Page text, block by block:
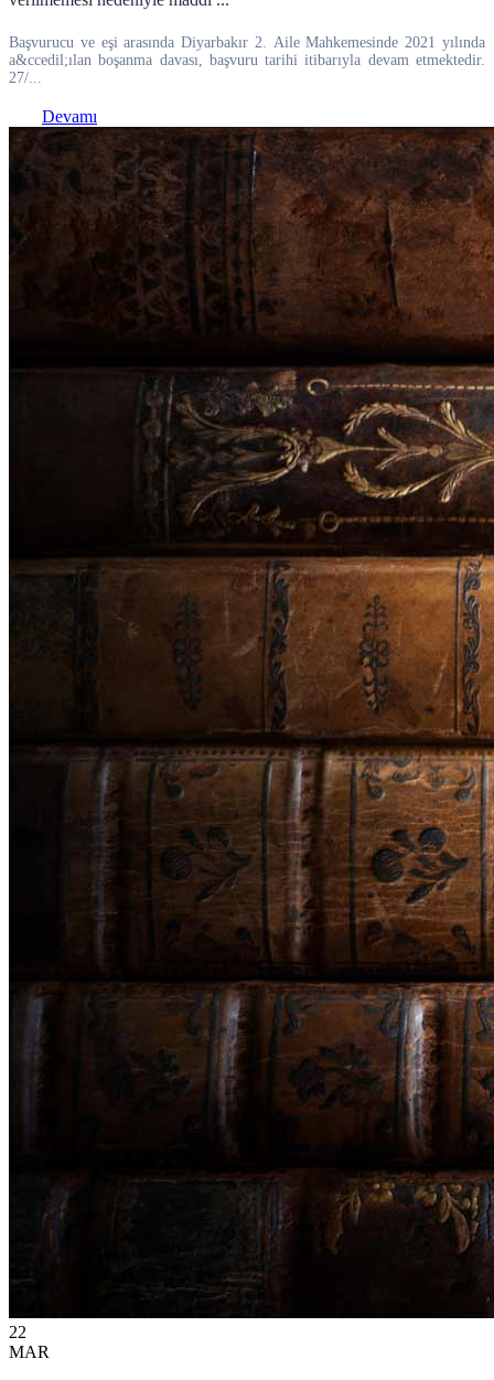
Başvurucu ve eşi arasında Diyarbakır 2. Aile Mahkemesinde 2021 yılında
a&ccedil;ılan boşanma davası, başvuru tarihi itibarıyla devam etmektedir.
27/...
Devamı
22
MAR